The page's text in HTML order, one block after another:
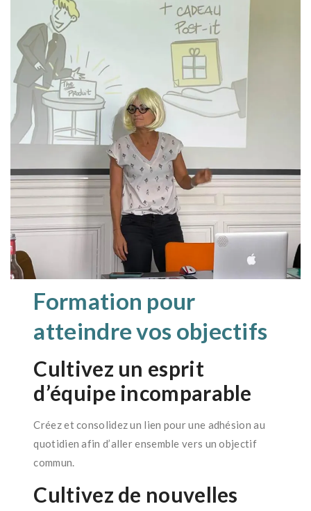
Formation pour
atteindre vos objectifs
Cultivez un esprit
d’équipe incomparable
Créez et consolidez un lien pour une adhésion au
quotidien afin d’aller ensemble vers un objectif
commun.
Cultivez de nouvelles